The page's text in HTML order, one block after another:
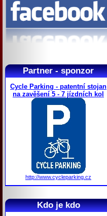
Partner - sponzor
Cycle Parking - patentní stojan
na zavěšení 5 - 7 jízdních kol
http://www.cycleparking.cz
Kdo je kdo